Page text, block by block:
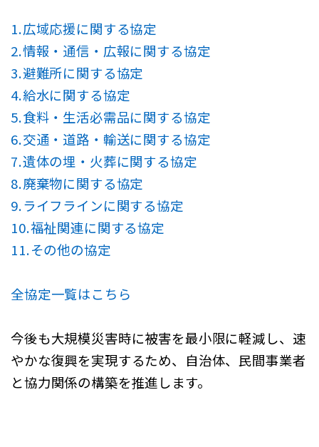
1.広域応援に関する協定
2.情報・通信・広報に関する協定
3.避難所に関する協定
4.給水に関する協定
5.食料・生活必需品に関する協定
6.交通・道路・輸送に関する協定
7.遺体の埋・火葬に関する協定
8.廃棄物に関する協定
9.ライフラインに関する協定
10.福祉関連に関する協定
11.その他の協定
全協定一覧はこちら
今後も大規模災害時に被害を最小限に軽減し、速
やかな復興を実現するため、自治体、民間事業者
と協力関係の構築を推進します。